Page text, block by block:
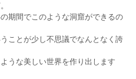
期間でこのような洞窟ができるの
ことが少し不思議でなんとなく誇
うな美しい世界を作り出します